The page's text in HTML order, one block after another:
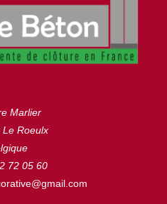
Marlier
Le Roeulx
72 05 60